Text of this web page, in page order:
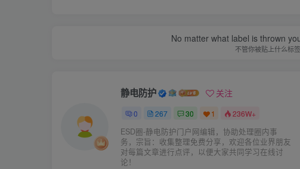
No matter what label is thrown
不管你被贴上什么标
静电防护 关注
0 267 30 1 236W+
ESD圈-静电防护门户网编辑，协助处理圈内事
务，宗旨：收集整理免费分享，欢迎各位业界朋友
对每篇文章进行点评，以便大家共同学习在线讨
论！